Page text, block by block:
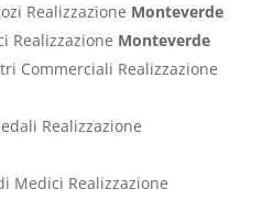
Realizzazione Monteverde
Realizzazione Monteverde
Commerciali Realizzazione
Realizzazione
Medici Realizzazione